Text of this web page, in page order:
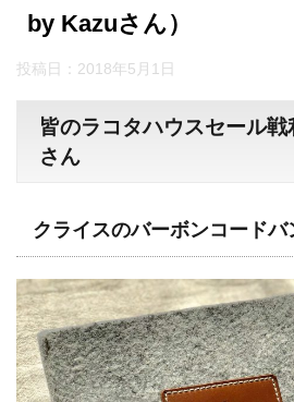
by Kazuさん）
投稿日： 2018年5月1日
皆のラコタハウスセール
さん
クライスのバーボンコードバ